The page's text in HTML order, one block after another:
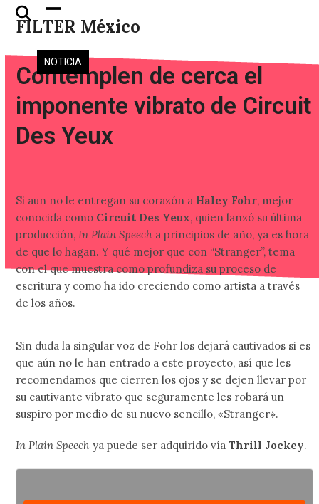
Skip
FILTER México
Open
mobile
menu
Close
mobile
menu
NOTICIA
Contemplen de cerca el
imponente vibrato de Circuit
Des Yeux
Si aun no le entregan su corazón a Haley Fohr, mejor
conocida como Circuit Des Yeux, quien lanzó su última
producción,In Plain Speech a principios de año, ya es hora
de que lo hagan. Y qué mejor que con “Stranger”, tema
con el que muestra como profundiza su proceso de
escritura y como ha ido creciendo como artista a través
de los años.
Sin duda la singular voz de Fohr los dejará cautivados si es
que aún no le han entrado a este proyecto, así que les
recomendamos que cierren los ojos y se dejen llevar por
su cautivante vibrato que seguramente les robará un
suspiro por medio de su nuevo sencillo, «Stranger».
In Plain Speech ya puede ser adquirido víaThrill Jockey.